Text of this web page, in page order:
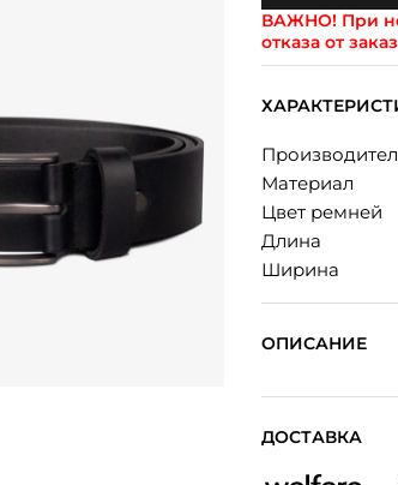
ВАЖНО! При
отказа от
Материал
Цвет ремней
Длина
Ширина
ОПИСАНИЕ
ДОСТАВКА